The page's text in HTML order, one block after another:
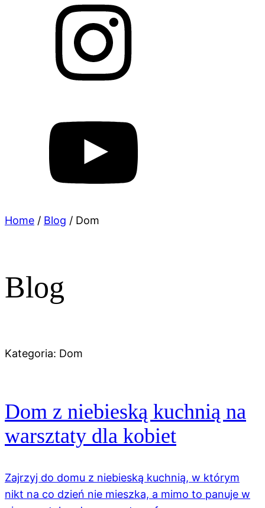
Home / Blog / Dom
Blog
Kategoria: Dom
Dom z niebieską kuchnią na
warsztaty dla kobiet
Zajrzyj do domu z niebieską kuchnią, w którym
nikt na co dzień nie mieszka, a mimo to panuje w